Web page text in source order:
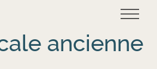
ancienne